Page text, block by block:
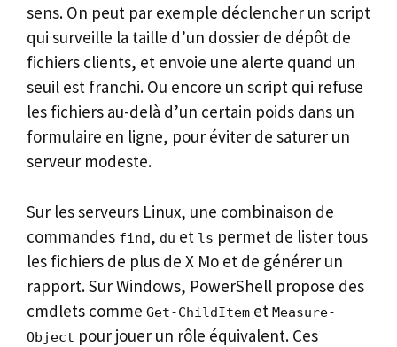
sens. On peut par exemple déclencher un script
qui surveille la taille d’un dossier de dépôt de
fichiers clients, et envoie une alerte quand un
seuil est franchi. Ou encore un script qui refuse
les fichiers au-delà d’un certain poids dans un
formulaire en ligne, pour éviter de saturer un
serveur modeste.
Sur les serveurs Linux, une combinaison de
commandes find, du et ls permet de lister tous
les fichiers de plus de X Mo et de générer un
rapport. Sur Windows, PowerShell propose des
cmdlets comme Get-ChildItem et Measure-
Object pour jouer un rôle équivalent. Ces